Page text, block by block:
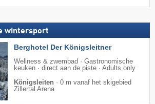
wintersport
Berghotel Der Königsleitner
Wellness & zwembad · Gastronomische
keuken · direct aan de piste · Adults only
Königsleiten · 0 m vanaf het skigebied
Zillertal Arena